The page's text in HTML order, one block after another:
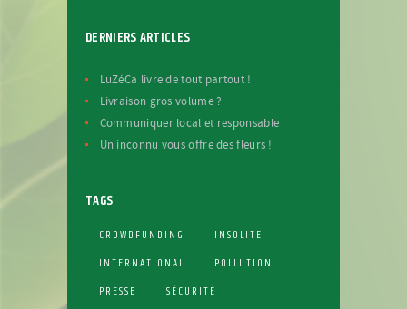
DERNIERS ARTICLES
LuZéCa livre de tout partout !
Livraison gros volume ?
Communiquer local et responsable
Un inconnu vous offre des fleurs !
TAGS
CROWDFUNDING
INSOLITE
INTERNATIONAL
POLLUTION
PRESSE
SÉCURITÉ